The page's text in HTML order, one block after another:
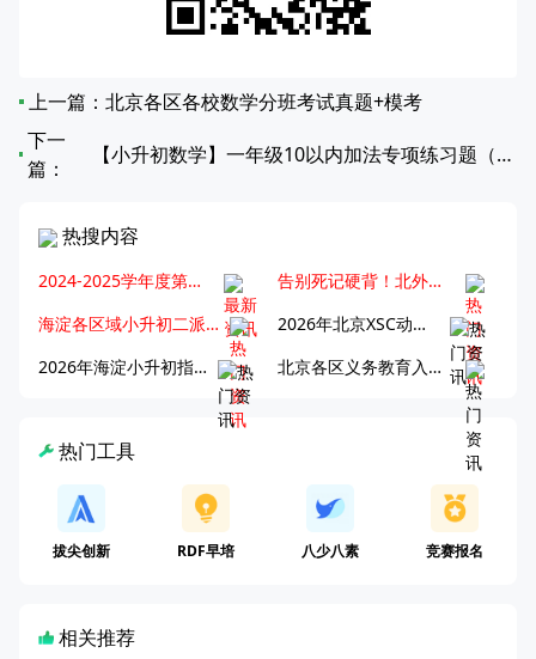
上一篇： 北京各区各校数学分班考试真题+模考
下一
篇：
【小升初数学】一年级10以内加法专项练习题（第41-60篇）
热搜内容
2024-2025学年度第一学期北京各区期末考试真题试卷汇总
告别死记硬背！北外王牌精读词汇课，帮孩子突破英语词汇难关
海淀各区域小升初二派全攻略合集！区域一至五志愿填报、升学策略详解
2026年北京XSC动态，持续更新中ing...
2026年海淀小升初指南，一文了解招生政策要点
北京各区义务教育入学咨询电话汇总，25年小升初家长提前收藏
热门工具
拔尖创新 RDF早培 八少八素 竞赛报名
相关推荐